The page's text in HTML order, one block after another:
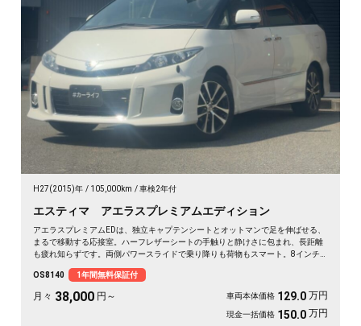
H27(2015)年 105,000km 車検2年付
エスティマ アエラスプレミアムエディション
アエラスプレミアムEDは、独立キャプテンシートとオットマンで足を伸ばせる、
まるで移動する応接室。ハーフレザーシートの手触りと静けさに包まれ、長距離
も疲れ知らずです。両側パワースライドで乗り降りも荷物もスマート。8インチ
パールの艶やかなボディが週末を格上げしてくれます。心地よさで選ぶなら《1
年保証付》💺✨🚗🎵💎
OS8140 1年間無料保証付
月々 38,000 円～ 車両本体価格 129.0 万円
現金一括価格 150.0 万円